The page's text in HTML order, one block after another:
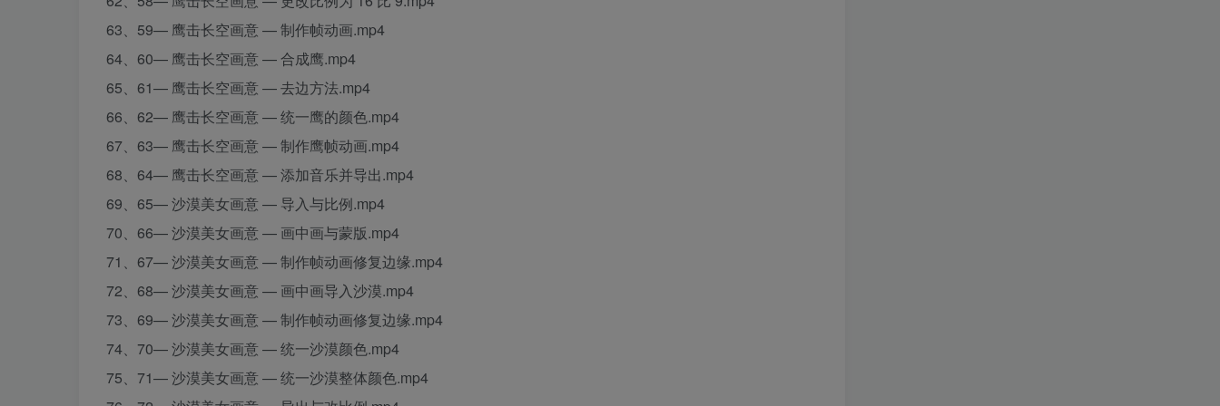
63、59— 鹰击长空画意 — 制作帧动画.mp4
64、60— 鹰击长空画意 — 合成鹰.mp4
65、61— 鹰击长空画意 — 去边方法.mp4
66、62— 鹰击长空画意 — 统一鹰的颜色.mp4
67、63— 鹰击长空画意 — 制作鹰帧动画.mp4
68、64— 鹰击长空画意 — 添加音乐并导出.mp4
69、65— 沙漠美女画意 — 导入与比例.mp4
70、66— 沙漠美女画意 — 画中画与蒙版.mp4
71、67— 沙漠美女画意 — 制作帧动画修复边缘.mp4
72、68— 沙漠美女画意 — 画中画导入沙漠.mp4
73、69— 沙漠美女画意 — 制作帧动画修复边缘.mp4
74、70— 沙漠美女画意 — 统一沙漠颜色.mp4
75、71— 沙漠美女画意 — 统一沙漠整体颜色.mp4